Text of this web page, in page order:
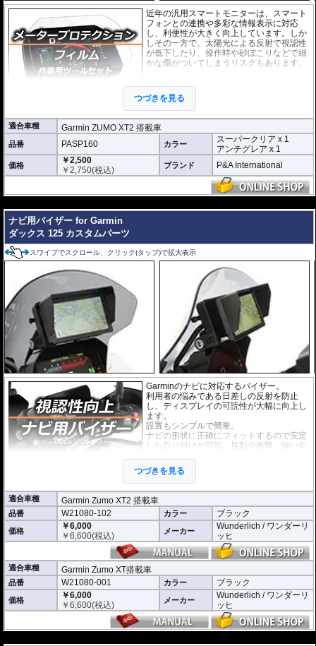
近年の汎用スマートモニターは、スマート
フォンとの連携や多彩な情報表示に対応
し、利便性が大きく向上しています。しか
しその一方で、太陽光による反射で視認性
が低下したり、操作時や砂ぼこりなどで細
かな傷がついてしまうリスクもあります。
汚れからディスプレイを保護します。
トには２枚のフィルム(スーパークリアとア
ンチグレア)が入っており
合わせたものをご利用いただけます。
スーパークリア :
耐摩耗性が非常に高く、
透明性の高いフィルム。貼り付けてしまう
と画面になじみ、フィルムの存在がほとん
どわからなくなります。
マット仕上げが施され、太
を防ぎ、画面を読み取りやすくします。も
ニングクロス、細かい埃も除去する粘着シート、気泡の混入を防ぎ、きれいに
仕上げるスキージがセットになっています。
またこのフィルムは
多少の気泡なら数時間から２日ほどで自然に気泡が消える
優れもの。満足のいく取付が容易になりました。
シリコーン系粘着材を採用し、画面を痛めることがありません。フィルムを剥
がせば、元通りの状態になります。
つづきを見る
適合車種 Garmin ZUMO XT2 搭載車
品番 PASP160 カラー
スーパークリア x 1
アンチグレア x 1
価格
￥2,500
￥2,750(税込) ブランド P&A International
ナビ用バイザー for Garmin
ダックス 125 カスタムパーツ
スワイプでスクロール、クリック(タップ)で拡大表示
Garminのナビに対応するバイザー。
利用者の悩みである日差しの反射を防止
し、ディスプレイの可読性が大幅に向上し
ます。
設置もシンプルで簡単。
ナビの形状に正確にフィットするので安定
した取り付けが可能。振動や衝撃、強い向
耐紫外線、高耐久。
つづきを見る
適合車種 Garmin Zumo XT2 搭載車
品番 W21080-102 カラー ブラック
価格
￥6,000
￥6,600(税込) メーカー
Wunderlich / ワンダーリ
ッヒ
適合車種 Garmin Zumo XT搭載車
品番 W21080-001 カラー ブラック
価格
￥6,000
￥6,600(税込) メーカー
Wunderlich / ワンダーリ
ッヒ